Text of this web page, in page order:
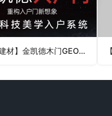
【家具建材】金凯德木门GEO案例